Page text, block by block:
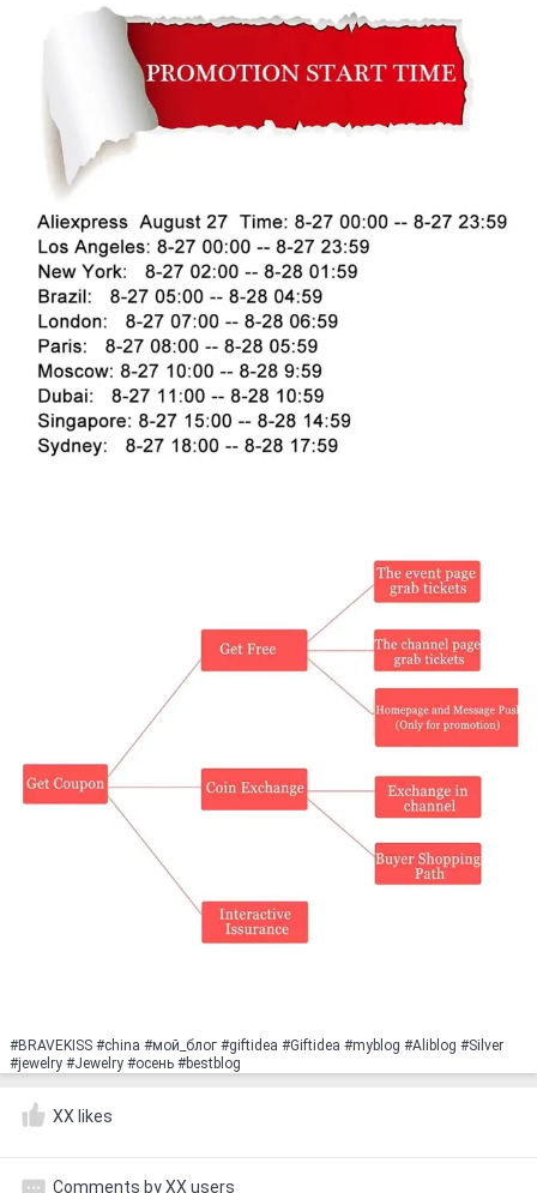
#BRAVEKISS #сhinа #мoй_блoг #giftidеа #Giftidea #myblog #Aliblog #Silver
#jewelry #Jewelry #oceнь #bеstblog
XX likes
Comments by XX users